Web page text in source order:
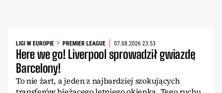
LIGI W EUROPIE PREMIER LEAGUE 07.08.2026 23:53
Here we go! Liverpool sprowadził gwiazdę
Barcelony!
To nie żart, a jeden z najbardziej szokujących